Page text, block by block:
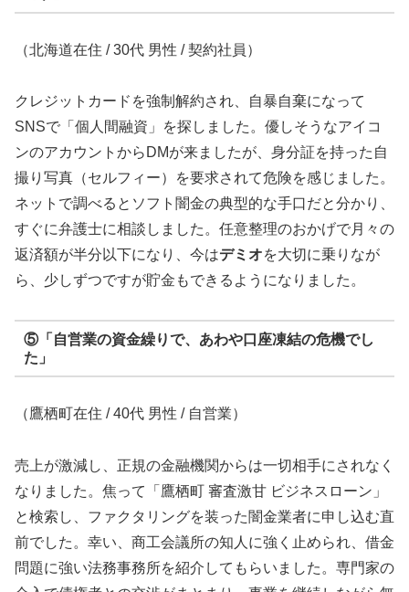
（北海道在住 / 30代 男性 / 契約社員）
クレジットカードを強制解約され、自暴自棄になって
SNSで「個人間融資」を探しました。優しそうなアイコ
ンのアカウントからDMが来ましたが、身分証を持った自
撮り写真（セルフィー）を要求されて危険を感じました。
ネットで調べるとソフト闇金の典型的な手口だと分かり、
すぐに弁護士に相談しました。任意整理のおかげで月々の
返済額が半分以下になり、今はデミオを大切に乗りなが
ら、少しずつですが貯金もできるようになりました。
⑤「自営業の資金繰りで、あわや口座凍結の危機でし
た」
（鷹栖町在住 / 40代 男性 / 自営業）
売上が激減し、正規の金融機関からは一切相手にされなく
なりました。焦って「鷹栖町 審査激甘 ビジネスローン」
と検索し、ファクタリングを装った闇金業者に申し込む直
前でした。幸い、商工会議所の知人に強く止められ、借金
問題に強い法務事務所を紹介してもらいました。専門家の